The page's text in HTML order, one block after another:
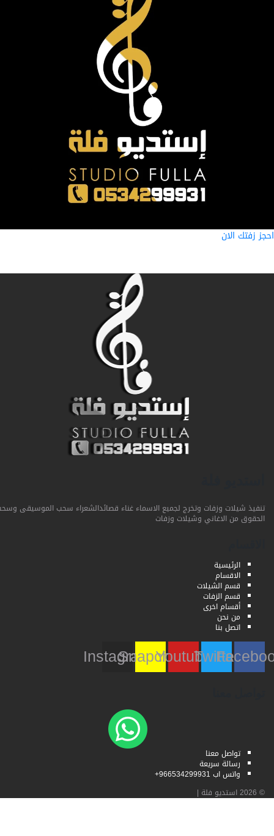
زفتك الان
تنفيذ شيلات وزفات وتخرج لجميع الاسماء غناء قصائدالشعراء سحب الموسيقى وسحب
الحقوق من الاغاني وشيلات وزفات
الرئيسية
الاقسام
قسم الشيلات
قسم الزفات
أقسام اخرى
من نحن
اتصل بنا
Twitter
Youtube
Snapchat
Instagram
تواصل معنا
رسالة سريعة
واتس اب 966534299931+
استديو فلة|